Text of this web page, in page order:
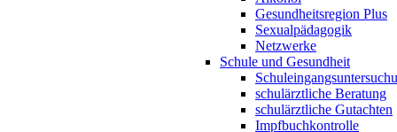
Gesundheitsregion Plus
Sexualpädagogik
Netzwerke
Schule und Gesundheit
schulärztliche Beratung
schulärztliche Gutachten
Impfbuchkontrolle